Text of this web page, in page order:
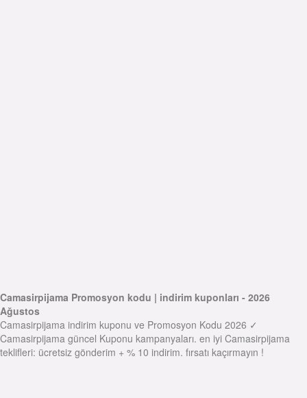
Camasirpijama Promosyon kodu | indirim kuponları - 2026
Ağustos
Camasirpijama indirim kuponu ve Promosyon Kodu 2026 ✓
Camasirpijama güncel Kuponu kampanyaları. en iyi Camasirpijama
teklifleri: ücretsiz gönderim + % 10 indirim. fırsatı kaçırmayın !